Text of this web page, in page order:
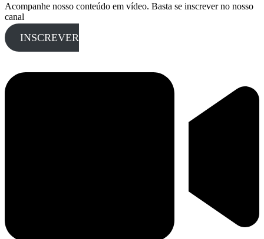
Acompanhe nosso conteúdo em vídeo. Basta se inscrever no nosso
canal
INSCREVER